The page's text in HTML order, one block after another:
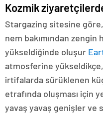
Kozmik
Stargazing sitesine
nem bakımından zengin
yükseldiğinde oluşur
atmosferine
irtifalarda sürüklenen
etrafında oluşması için
yavaş yavaş genişler ve